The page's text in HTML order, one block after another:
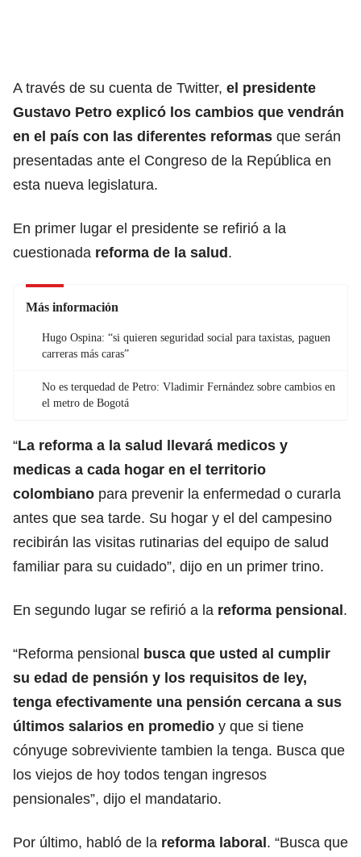
A través de su cuenta de Twitter, el presidente
Gustavo Petro explicó los cambios que vendrán
en el país con las diferentes reformas que serán
presentadas ante el Congreso de la República en
esta nueva legislatura.
En primer lugar el presidente se refirió a la
cuestionada reforma de la salud.
Más información
Hugo Ospina: “si quieren seguridad social para taxistas, paguen
carreras más caras”
No es terquedad de Petro: Vladimir Fernández sobre cambios en
el metro de Bogotá
“La reforma a la salud llevará medicos y
medicas a cada hogar en el territorio
colombiano para prevenir la enfermedad o curarla
antes que sea tarde. Su hogar y el del campesino
recibirán las visitas rutinarias del equipo de salud
familiar para su cuidado”, dijo en un primer trino.
En segundo lugar se refirió a la reforma pensional.
“Reforma pensional busca que usted al cumplir
su edad de pensión y los requisitos de ley,
tenga efectivamente una pensión cercana a sus
últimos salarios en promedio y que si tiene
cónyuge sobreviviente tambien la tenga. Busca que
los viejos de hoy todos tengan ingresos
pensionales”, dijo el mandatario.
Por último, habló de la reforma laboral. “Busca que